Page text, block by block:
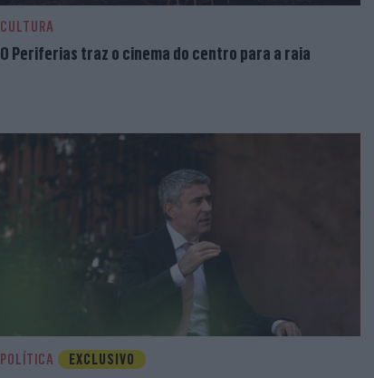
CULTURA
O Periferias traz o cinema do centro para a raia
POLÍTICA EXCLUSIVO